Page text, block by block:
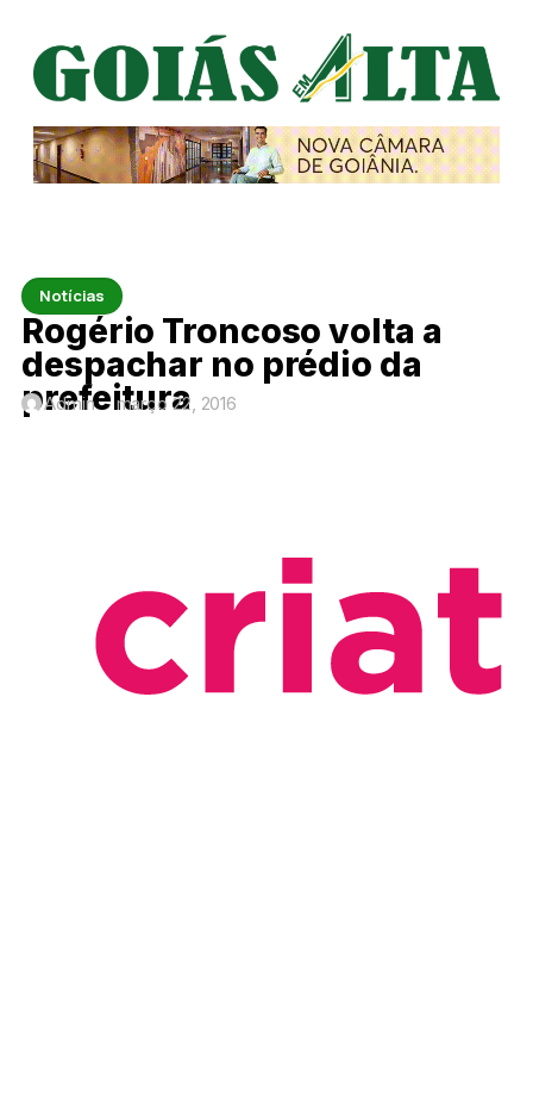
Notícias
Rogério Troncoso volta a
despachar no prédio da
prefeitura
Admin março 22, 2016